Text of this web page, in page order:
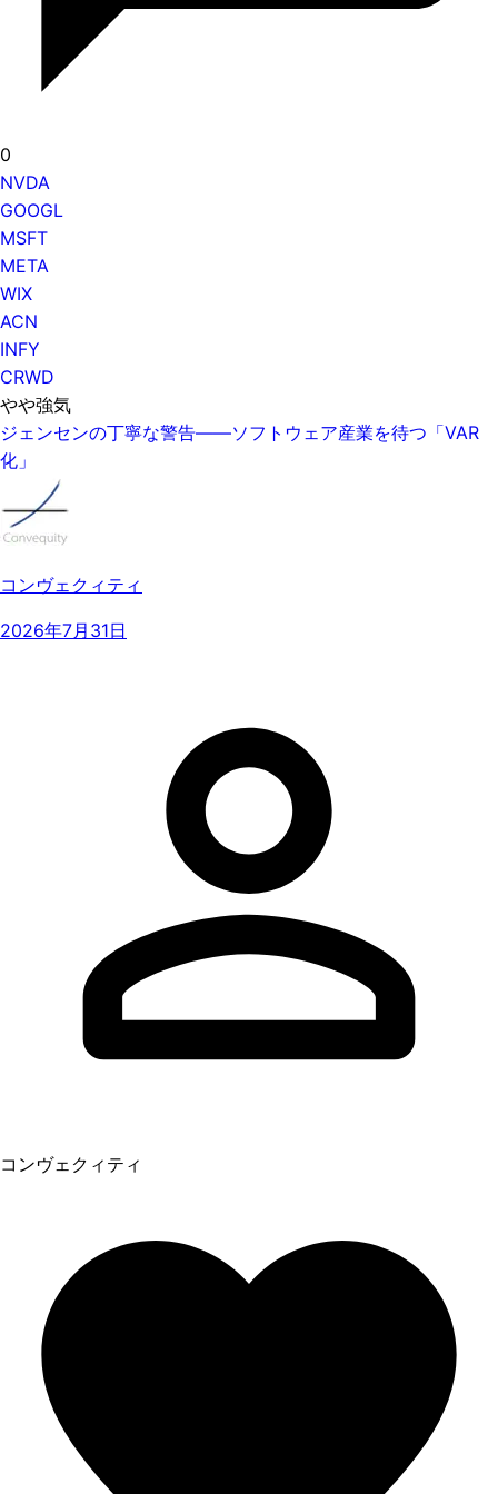
0
NVDA
GOOGL
MSFT
META
WIX
ACN
INFY
CRWD
やや強気
ジェンセンの丁寧な警告——ソフトウェア産業を待つ「VAR
化」
コンヴェクィティ
2026年7月31日
コンヴェクィティ